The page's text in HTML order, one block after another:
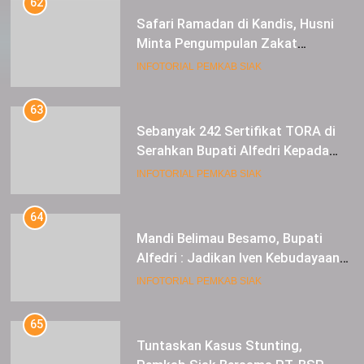
Safari Ramadan di Kandis, Husni
Minta Pengumpulan Zakat
Meningkat
INFOTORIAL PEMKAB SIAK
63
Sebanyak 242 Sertifikat TORA di
Serahkan Bupati Alfedri Kepada
Masyarakat Kerinci Kiri
INFOTORIAL PEMKAB SIAK
64
Mandi Belimau Besamo, Bupati
Alfedri : Jadikan Iven Kebudayaan
tahunan di Kabupaten Siak
INFOTORIAL PEMKAB SIAK
65
Tuntaskan Kasus Stunting,